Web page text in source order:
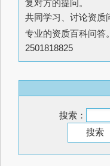
复对方的提问。
共同学习、讨论资质
专业的资质百科问答。
2501818825
搜索：